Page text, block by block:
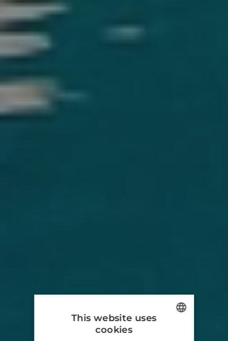
This website uses
cookies